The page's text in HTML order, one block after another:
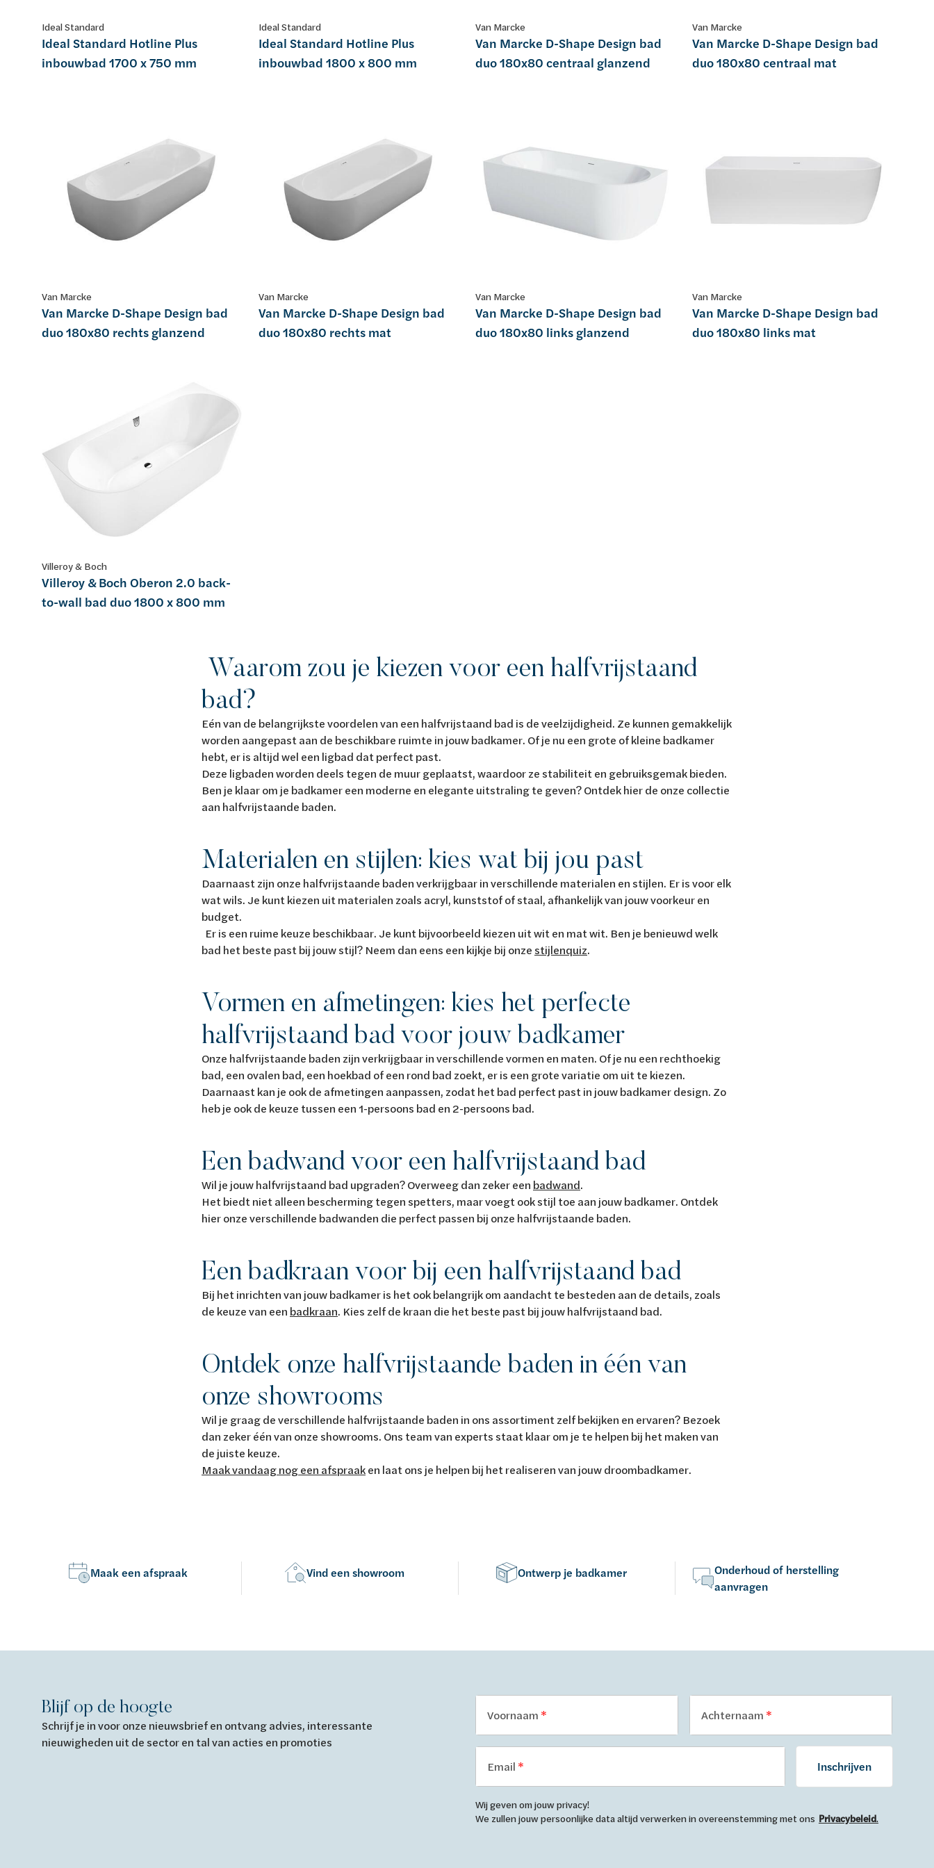
Ideal Standard
Ideal Standard Hotline Plus
inbouwbad 1700 x 750 mm
Ideal Standard
Ideal Standard Hotline Plus
inbouwbad 1800 x 800 mm
Van Marcke
Van Marcke D-Shape Design bad
duo 180x80 centraal glanzend
Van Marcke
Van Marcke D-Shape Design bad
duo 180x80 centraal mat
Van Marcke
Van Marcke D-Shape Design bad
duo 180x80 rechts glanzend
Van Marcke
Van Marcke D-Shape Design bad
duo 180x80 rechts mat
Van Marcke
Van Marcke D-Shape Design bad
duo 180x80 links glanzend
Van Marcke
Van Marcke D-Shape Design bad
duo 180x80 links mat
Villeroy & Boch
Villeroy & Boch Oberon 2.0 back-
to-wall bad duo 1800 x 800 mm
Waarom zou je kiezen voor een halfvrijstaand
bad?
Eén van de belangrijkste voordelen van een halfvrijstaand bad is de veelzijdigheid. Ze kunnen gemakkelijk
worden aangepast aan de beschikbare ruimte in jouw badkamer. Of je nu een grote of kleine badkamer
hebt, er is altijd wel een ligbad dat perfect past.
Deze ligbaden worden deels tegen de muur geplaatst, waardoor ze stabiliteit en gebruiksgemak bieden.
Ben je klaar om je badkamer een moderne en elegante uitstraling te geven? Ontdek hier de onze collectie
aan halfvrijstaande baden.
Materialen en stijlen: kies wat bij jou past
Daarnaast zijn onze halfvrijstaande baden verkrijgbaar in verschillende materialen en stijlen. Er is voor elk
wat wils. Je kunt kiezen uit materialen zoals acryl, kunststof of staal, afhankelijk van jouw voorkeur en
budget.
Er is een ruime keuze beschikbaar. Je kunt bijvoorbeeld kiezen uit wit en mat wit. Ben je benieuwd welk
bad het beste past bij jouw stijl? Neem dan eens een kijkje bij onze stijlenquiz.
Vormen en afmetingen: kies het perfecte
halfvrijstaand bad voor jouw badkamer
Onze halfvrijstaande baden zijn verkrijgbaar in verschillende vormen en maten. Of je nu een rechthoekig
bad, een ovalen bad, een hoekbad of een rond bad zoekt, er is een grote variatie om uit te kiezen.
Daarnaast kan je ook de afmetingen aanpassen, zodat het bad perfect past in jouw badkamer design. Zo
heb je ook de keuze tussen een 1-persoons bad en 2-persoons bad.
Een badwand voor een halfvrijstaand bad
Wil je jouw halfvrijstaand bad upgraden? Overweeg dan zeker een badwand.
Het biedt niet alleen bescherming tegen spetters, maar voegt ook stijl toe aan jouw badkamer. Ontdek
hier onze verschillende badwanden die perfect passen bij onze halfvrijstaande baden.
Een badkraan voor bij een halfvrijstaand bad
Bij het inrichten van jouw badkamer is het ook belangrijk om aandacht te besteden aan de details, zoals
de keuze van een badkraan. Kies zelf de kraan die het beste past bij jouw halfvrijstaand bad.
Ontdek onze halfvrijstaande baden in één van
onze showrooms
Wil je graag de verschillende halfvrijstaande baden in ons assortiment zelf bekijken en ervaren? Bezoek
dan zeker één van onze showrooms. Ons team van experts staat klaar om je te helpen bij het maken van
de juiste keuze.
Maak vandaag nog een afspraaken laat ons je helpen bij het realiseren van jouw droombadkamer.
Maak een afspraak Vind een showroom Ontwerp je badkamer
Onderhoud of herstelling
aanvragen
Blijf op de hoogte
Schrijf je in voor onze nieuwsbrief en ontvang advies, interessante
nieuwigheden uit de sector en tal van acties en promoties
Voornaam Achternaam
Email Inschrijven
Wij geven om jouw privacy!
We zullen jouw persoonlijke data altijd verwerken in overeenstemming met ons Privacybeleid.